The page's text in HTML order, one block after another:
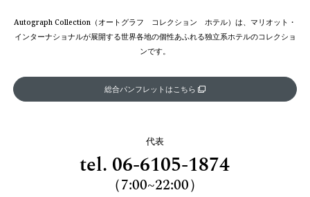
Autograph Collection（オートグラフ コレクション ホテル）は、マリオット・
インターナショナルが展開する世界各地の個性あふれる独立系ホテルのコレクショ
ンです。
総合パンフレットはこちら
代表
tel. 06-6105-1874
（7:00~22:00）